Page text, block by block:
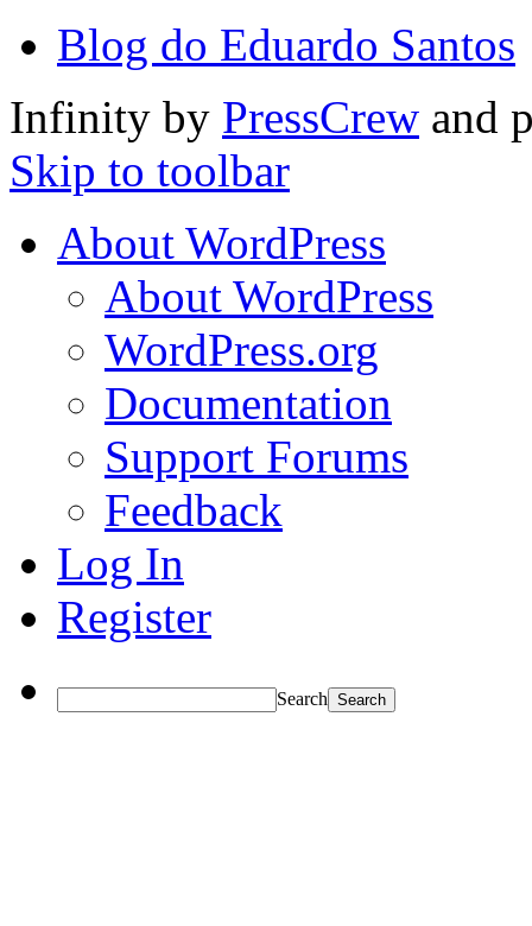
Blog do Eduardo Santos
Infinity by PressCrew and
Skip to toolbar
About WordPress
About WordPress
WordPress.org
Documentation
Support Forums
Feedback
Log In
Register
Search